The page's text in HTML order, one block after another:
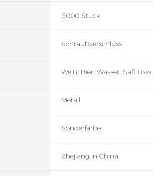
3000 Stück
Schraubverschluss
Wein, Bier, Wasser, Saft usw.
Metall
Sonderfarbe
Zhejiang in China